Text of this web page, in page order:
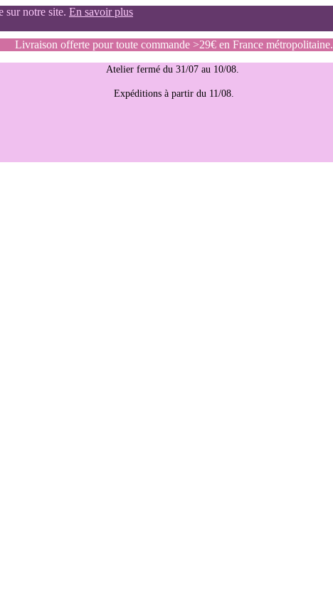
sur notre site. En savoir plus
Livraison offerte pour toute commande >29€ en France métropolitaine.
Atelier fermé du 31/07 au 10/08.
Expéditions à partir du 11/08.